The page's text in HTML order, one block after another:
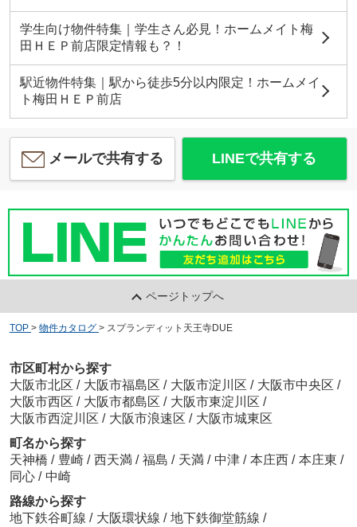
学生向け物件特集｜学生さん必見！ホームメイト梅
田ＨＥＰ前店限定情報も？！
駅近物件特集｜駅から徒歩5分以内限定！ホームメイ
ト梅田ＨＥＰ前店
メールで共有する LINEで共有する
ページトップへ
TOP > 物件カタログ > スプランディット天王寺DUE
市区町村から探す
大阪市北区 / 大阪市福島区 / 大阪市淀川区 / 大阪市中央区 /
大阪市西区 / 大阪市都島区 / 大阪市東淀川区 /
大阪市西淀川区 / 大阪市浪速区 / 大阪市城東区
町名から探す
天神橋 / 豊崎 / 西天満 / 福島 / 天満 / 中津 / 本庄西 / 本庄東 /
同心 / 中崎
路線から探す
地下鉄谷町線 / 大阪環状線 / 地下鉄御堂筋線 /